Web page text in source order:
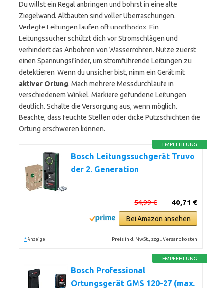
Du willst ein Regal anbringen und bohrst in eine alte
Ziegelwand. Altbauten sind voller Überraschungen.
Verlegte Leitungen laufen oft unorthodox. Ein
Leitungssucher schützt dich vor Stromschlägen und
verhindert das Anbohren von Wasserrohren. Nutze zuerst
einen Spannungsfinder, um stromführende Leitungen zu
detektieren. Wenn du unsicher bist, nimm ein Gerät mit
aktiver Ortung. Mach mehrere Messdurchläufe in
verschiedenem Winkel. Markiere gefundene Leitungen
deutlich. Schalte die Versorgung aus, wenn möglich.
Beachte, dass feuchte Stellen oder dicke Putzschichten die
Ortung erschweren können.
EMPFEHLUNG
Bosch Leitungssuchgerät Truvo
der 2. Generation
40,71 €
54,99 €
Bei Amazon ansehen
* Anzeige Preis inkl. MwSt., zzgl. Versandkosten
EMPFEHLUNG
Bosch Professional
Ortungsgerät GMS 120-27 (max.